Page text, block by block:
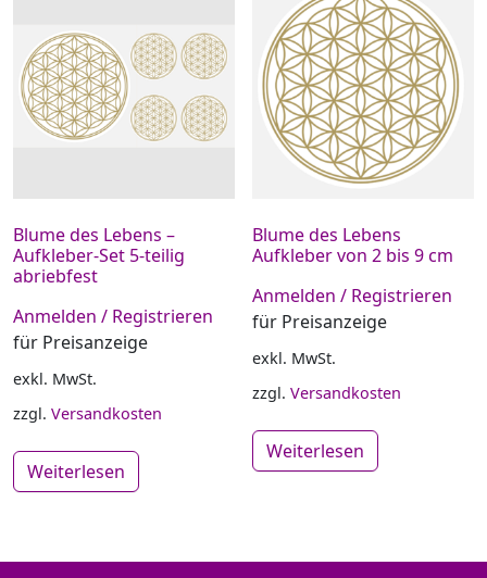
Blume des Lebens –
Aufkleber-Set 5-teilig
abriebfest
Anmelden / Registrieren
für Preisanzeige
exkl. MwSt.
zzgl. Versandkosten
Weiterlesen
Blume des Lebens
Aufkleber von 2 bis 9 cm
Anmelden / Registrieren
für Preisanzeige
exkl. MwSt.
zzgl.Versandkosten
Weiterlesen